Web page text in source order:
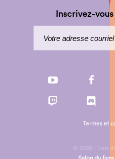
Inscrivez-
© 2026 - Tous
Termes et